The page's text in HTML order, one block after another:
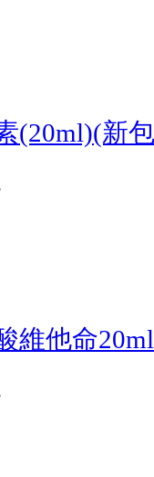
(20ml)(新
維他命20ml